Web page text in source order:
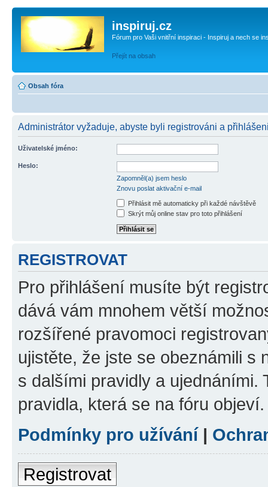
inspiruj.cz
Fórum pro Vaši vnitřní inspiraci - Inspiruj a nech se
Přejít na obsah
Obsah fóra
Administrátor vyžaduje, abyste byli registrováni a
Uživatelské jméno:
Heslo:
Zapomněl(a) jsem heslo
Znovu poslat aktivační e-mail
Přihlásit mě automaticky při každé návštěvě
Skrýt můj online stav pro toto přihlášení
REGISTROVAT
Pro přihlášení musíte být
dává vám mnohem větší
rozšířené pravomoci
ujistěte, že jste se obeznámili s
s dalšími pravidly a ujednáními.
pravidla, která se na fóru objeví.
Podmínky pro užívání|
Registrovat